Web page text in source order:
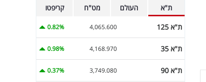
ת"א העולם מט"ח קריפטו
ת"א 125 4,065.600
0.82%
ת"א 35 4,168.970
0.98%
ת"א 90 3,749.080
0.37%